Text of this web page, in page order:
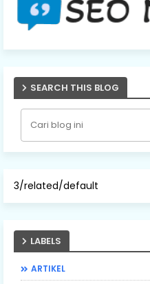
SEARCH THIS BLOG
3/related/default
LABELS
ARTIKEL